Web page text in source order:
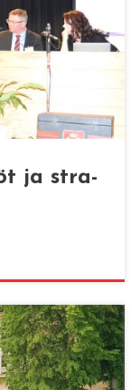
ja stra­